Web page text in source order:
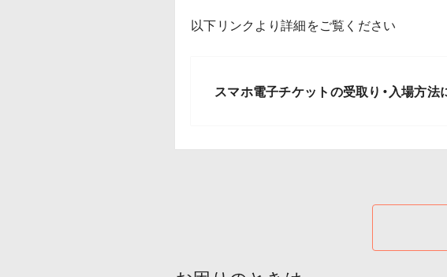
以下リンクより詳細をご覧ください
スマホ電子チケットの受取り・入場方法